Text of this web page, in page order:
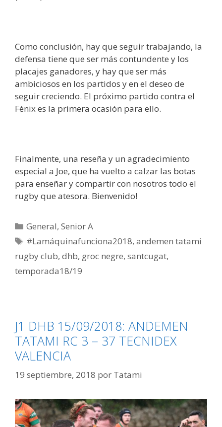
Como conclusión, hay que seguir trabajando, la
defensa tiene que ser más contundente y los
placajes ganadores, y hay que ser más
ambiciosos en los partidos y en el deseo de
seguir creciendo. El próximo partido contra el
Fénix es la primera ocasión para ello.
Finalmente, una reseña y un agradecimiento
especial a Joe, que ha vuelto a calzar las botas
para enseñar y compartir con nosotros todo el
rugby que atesora. Bienvenido!
General,Senior A
#Lamáquinafunciona2018,andemen tatami
rugby club, dhb, groc negre, santcugat,
temporada18/19
J1 DHB 15/09/2018: ANDEMEN
TATAMI RC 3 – 37 TECNIDEX
VALENCIA
19 septiembre, 2018 por Tatami